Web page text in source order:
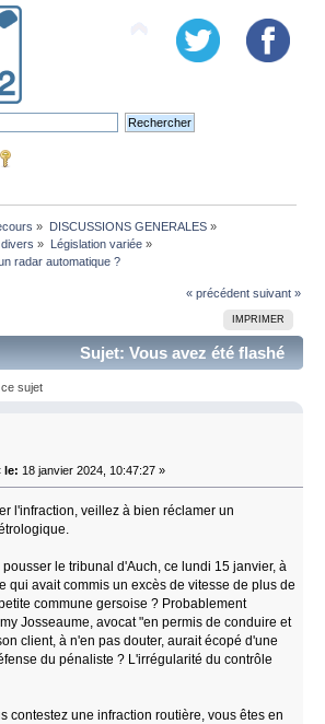
» DISCUSSIONS GENERALES»
» Législation variée»
radar automatique ?
« précédent suivant »
IMPRIMER
Sujet: Vous avez été flashé
? (Lu 9052 fois)
sujet
le: 18 janvier 2024, 10:47:27 »
l'infraction, veillez à bien réclamer un
le tribunal d'Auch, ce lundi 15 janvier, à
qui avait commis un excès de vitesse de plus de
commune gersoise ? Probablement
Josseaume, avocat "en permis de conduire et
client, à n'en pas douter, aurait écopé d'une
du pénaliste ? L'irrégularité du contrôle
contestez une infraction routière, vous êtes en